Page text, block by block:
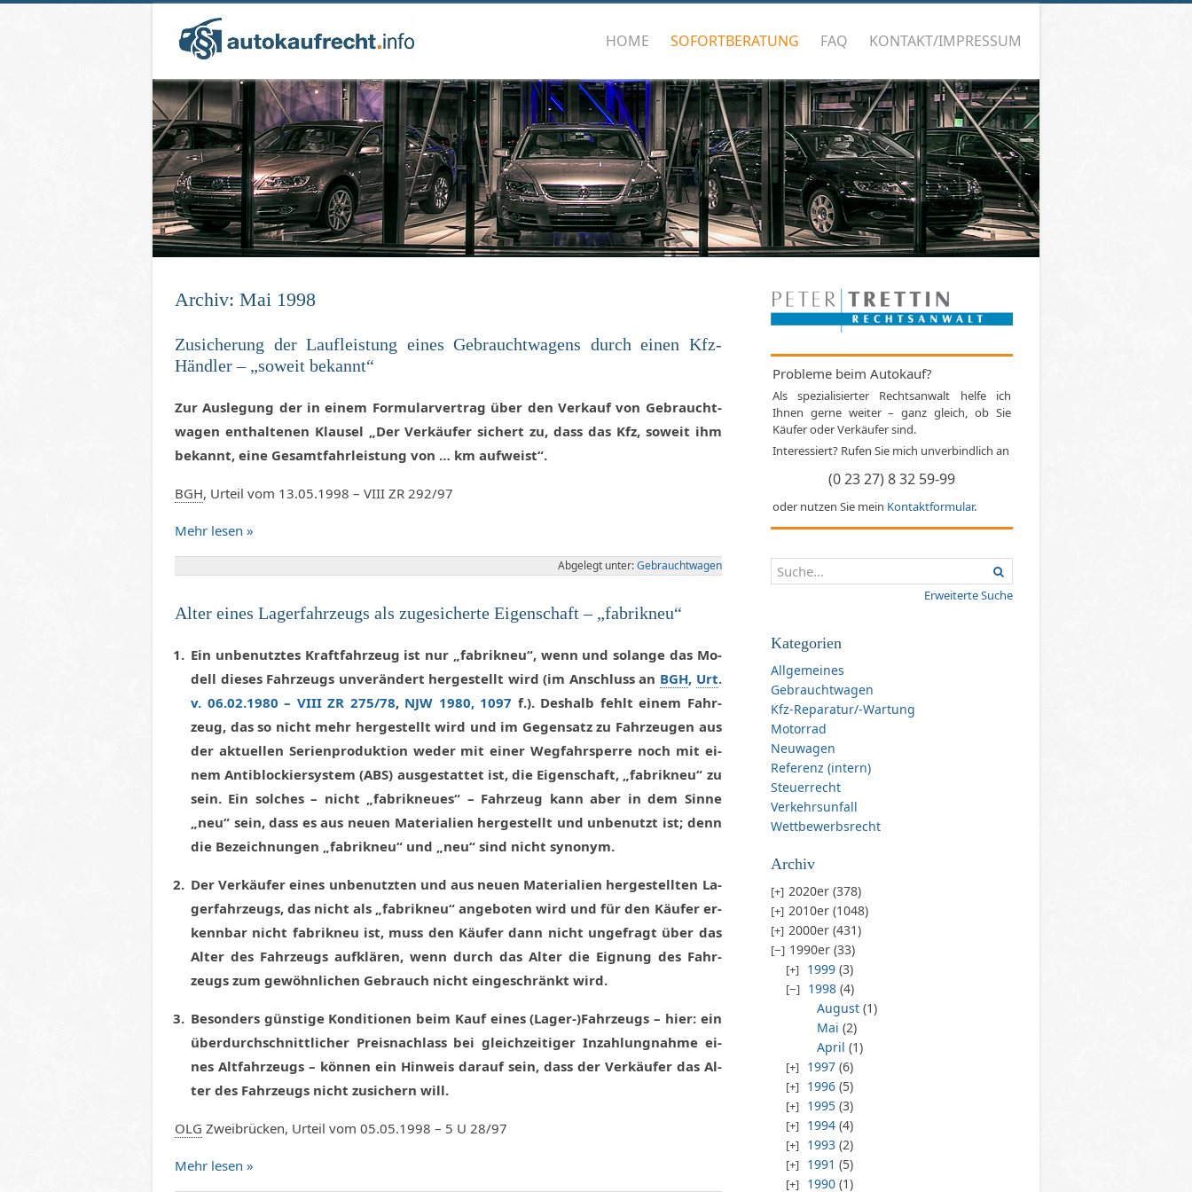
HOME SOFORTBERATUNG FAQ KONTAKT/IMPRESSUM
Ar­chiv: Mai 1998
Zu­si­che­rung der Lauf­leis­tung ei­nes Ge­braucht­wa­gens durch ei­nen Kfz-
Händ­ler – „so­weit be­kannt“
Zur Aus­le­gung der in ei­nem For­mu­lar­ver­trag über den Ver­kauf von Ge­braucht­
wa­gen ent­hal­te­nen Klau­sel „Der Ver­käu­fer si­chert zu, dass das Kfz, so­weit ihm
be­kannt, ei­ne Ge­samt­fahr­leis­tung von … km auf­weist“.
BGH, Ur­teil vom 13.05.1998 – VI­II ZR 292/97
Mehr le­sen »
Ab­ge­legt un­ter:Ge­braucht­wa­gen
Al­ter ei­nes La­ger­fahr­zeugs als zu­ge­si­cher­te Ei­gen­schaft – „fa­brik­neu“
Ein un­be­nutz­tes Kraft­fahr­zeug ist nur „fa­brik­neu“, wenn und so­lan­ge das Mo­
dell die­ses Fahr­zeugs un­ver­än­dert her­ge­stellt wird (im An­schluss an BGH, Urt.
v. 06.02.1980 – VI­II ZR 275/78, NJW 1980, 1097 f.). Des­halb fehlt ei­nem Fahr­
zeug, das so nicht mehr her­ge­stellt wird und im Ge­gen­satz zu Fahr­zeu­gen aus
der ak­tu­el­len Se­ri­en­pro­duk­ti­on we­der mit ei­ner Weg­fahr­sper­re noch mit ei­
nem An­ti­blo­ckier­sys­tem (ABS) aus­ge­stat­tet ist, die Ei­gen­schaft, „fa­brik­neu“ zu
sein. Ein sol­ches – nicht „fa­brik­neu­es“ – Fahr­zeug kann aber in dem Sin­ne
„neu“ sein, dass es aus neu­en Ma­te­ria­li­en her­ge­stellt und un­be­nutzt ist; denn
die Be­zeich­nun­gen „fa­brik­neu“ und „neu“ sind nicht syn­onym.
Der Ver­käu­fer ei­nes un­be­nutz­ten und aus neu­en Ma­te­ria­li­en her­ge­stell­ten La­
ger­fahr­zeugs, das nicht als „fa­brik­neu“ an­ge­bo­ten wird und für den Käu­fer er­
kenn­bar nicht fa­brik­neu ist, muss den Käu­fer dann nicht un­ge­fragt über das
Al­ter des Fahr­zeugs auf­klä­ren, wenn durch das Al­ter die Eig­nung des Fahr­
zeugs zum ge­wöhn­li­chen Ge­brauch nicht ein­ge­schränkt wird.
Be­son­ders güns­ti­ge Kon­di­tio­nen beim Kauf ei­nes (La­ger-)Fahr­zeugs – hier: ein
über­durch­schnitt­li­cher Preis­nach­lass bei gleich­zei­ti­ger In­zah­lung­nah­me ei­
nes Alt­fahr­zeugs – kön­nen ein Hin­weis dar­auf sein, dass der Ver­käu­fer das Al­
ter des Fahr­zeugs nicht zu­si­chern will.
OLG Zwei­brü­cken, Ur­teil vom 05.05.1998 – 5 U 28/97
Mehr le­sen »
Probleme beim Autokauf?
Als spezialisierter Rechtsanwalt helfe ich
Ihnen gerne weiter – ganz gleich, ob Sie
Käufer oder Verkäufer sind.
Interessiert? Rufen Sie mich unverbindlich an
(0 23 27) 8 32 59-99
oder nutzen Sie mein Kontaktformular.
Erweiterte Suche
Kategorien
Allgemeines
Gebrauchtwagen
Kfz-Reparatur/-Wartung
Motorrad
Neuwagen
Referenz (intern)
Steuerrecht
Verkehrsunfall
Wettbewerbsrecht
Archiv
2020er (378)
2010er (1048)
2000er (431)
1990er (33)
1999 (3)
1998 (4)
August (1)
Mai (2)
April (1)
1997 (6)
1996 (5)
1995 (3)
1994 (4)
1993 (2)
1991 (5)
1990 (1)